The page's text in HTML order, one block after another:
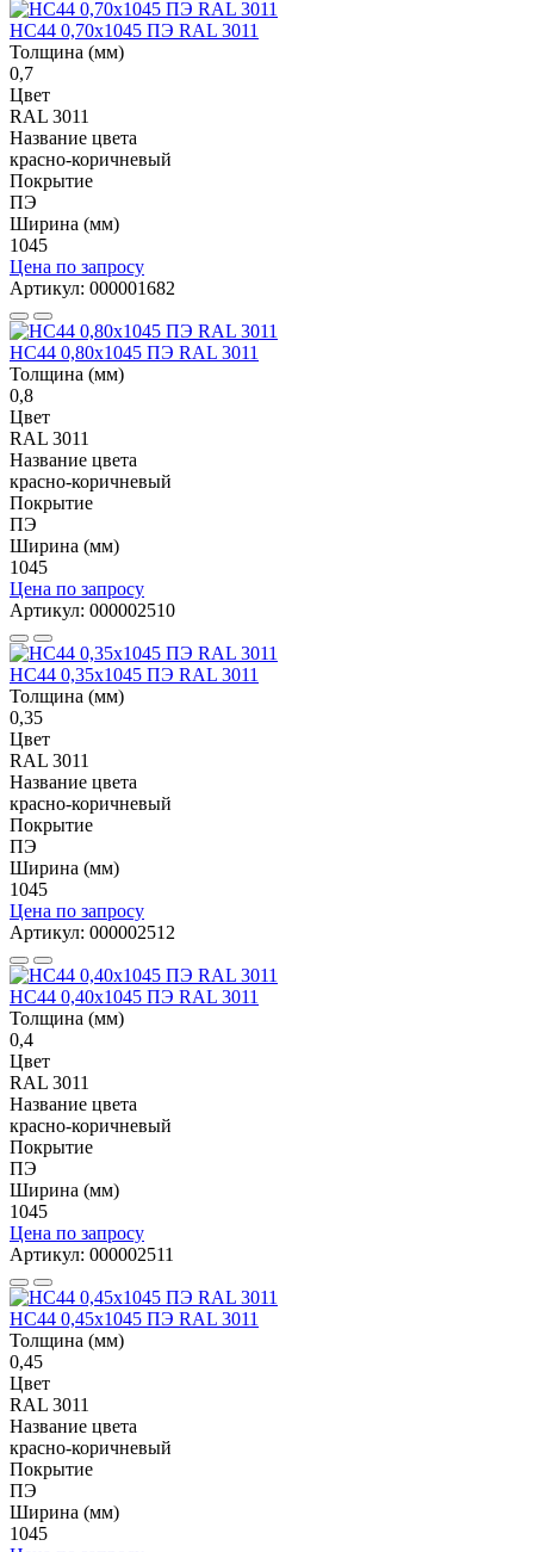
НС44 0,70x1045 ПЭ RAL 3011
Толщина (мм)
0,7
Цвет
RAL 3011
Название цвета
красно-коричневый
Покрытие
ПЭ
Ширина (мм)
1045
Цена по запросу
Артикул: 000001682
НС44 0,80x1045 ПЭ RAL 3011
Толщина (мм)
0,8
Цвет
RAL 3011
Название цвета
красно-коричневый
Покрытие
ПЭ
Ширина (мм)
1045
Цена по запросу
Артикул: 000002510
НС44 0,35x1045 ПЭ RAL 3011
Толщина (мм)
0,35
Цвет
RAL 3011
Название цвета
красно-коричневый
Покрытие
ПЭ
Ширина (мм)
1045
Цена по запросу
Артикул: 000002512
НС44 0,40x1045 ПЭ RAL 3011
Толщина (мм)
0,4
Цвет
RAL 3011
Название цвета
красно-коричневый
Покрытие
ПЭ
Ширина (мм)
1045
Цена по запросу
Артикул: 000002511
НС44 0,45x1045 ПЭ RAL 3011
Толщина (мм)
0,45
Цвет
RAL 3011
Название цвета
красно-коричневый
Покрытие
ПЭ
Ширина (мм)
1045